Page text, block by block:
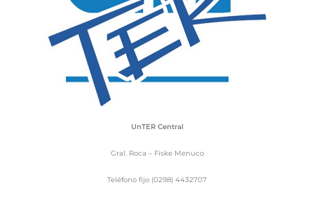
UnTER Central
Gral. Roca – Fiske Menuco
Teléfono fijo (0298) 4432707